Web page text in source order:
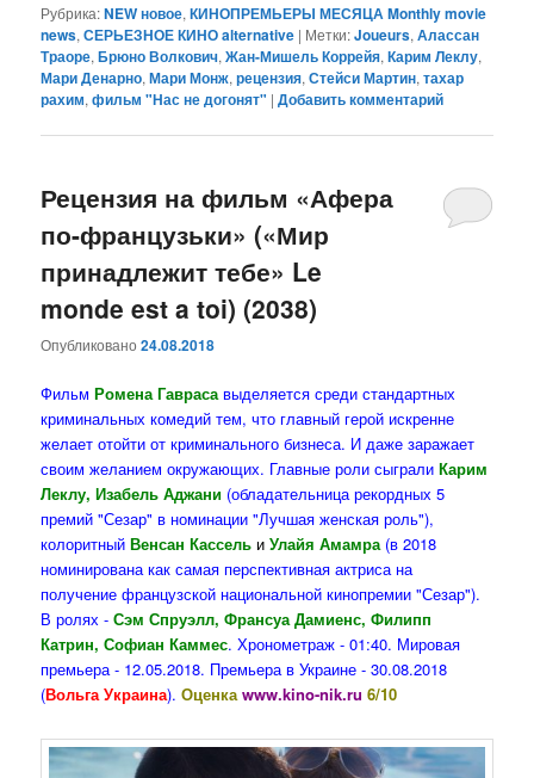
Рубрика:NEW новое,КИНОПРЕМЬЕРЫ МЕСЯЦА Monthly movie
news,СЕРЬЕЗНОЕ КИНО alternative | Метки:Joueurs,Алассан
Траоре,Брюно Волкович,Жан-Мишель Коррейя,Карим Леклу,
Мари Денарно,Мари Монж,рецензия,Стейси Мартин,тахар
рахим,фильм "Нас не догонят" |Добавить комментарий
Рецензия на фильм «Афера
по-французьки» («Мир
принадлежит тебе» Le
monde est a toi) (2038)
Опубликовано24.08.2018
ФильмРомена Гавраса выделяется среди стандартных
криминальных комедий тем, что главный герой искренне
желает отойти от криминального бизнеса. И даже заражает
своим желанием окружающих. Главные роли сыгралиКарим
Леклу, Изабель Аджани (обладательница рекордных 5
премий "Сезар" в номинации "Лучшая женская роль"),
колоритныйВенсан Кассельи Улайя Амамра(в 2018
номинирована как самая перспективная актриса на
получение французской национальной кинопремии "Сезар").
В ролях -Сэм Спруэлл, Франсуа Дамиенс, Филипп
Катрин, Софиан Каммес. Хронометраж - 01:40. Мировая
премьера - 12.05.2018. Премьера в Украине - 30.08.2018
(Вольга Украина).Оценкаwww.kino-nik.ru6/10